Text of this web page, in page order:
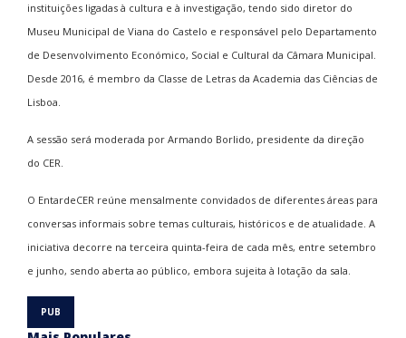
instituições ligadas à cultura e à investigação, tendo sido diretor do
Museu Municipal de Viana do Castelo e responsável pelo Departamento
de Desenvolvimento Económico, Social e Cultural da Câmara Municipal.
Desde 2016, é membro da Classe de Letras da Academia das Ciências de
Lisboa.
A sessão será moderada por Armando Borlido, presidente da direção
do CER.
O EntardeCER reúne mensalmente convidados de diferentes áreas para
conversas informais sobre temas culturais, históricos e de atualidade. A
iniciativa decorre na terceira quinta-feira de cada mês, entre setembro
e junho, sendo aberta ao público, embora sujeita à lotação da sala.